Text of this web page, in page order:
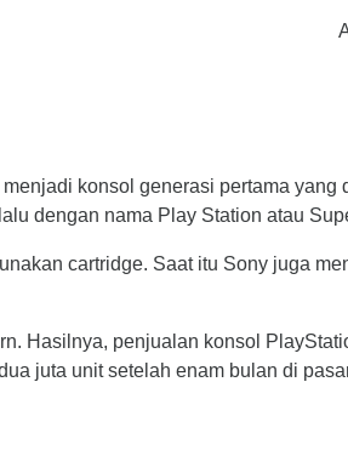
konsol generasi pertama yang
dengan nama Play Station atau
cartridge. Saat itu Sony juga
Hasilnya, penjualan konsol
juta unit setelah enam bulan di